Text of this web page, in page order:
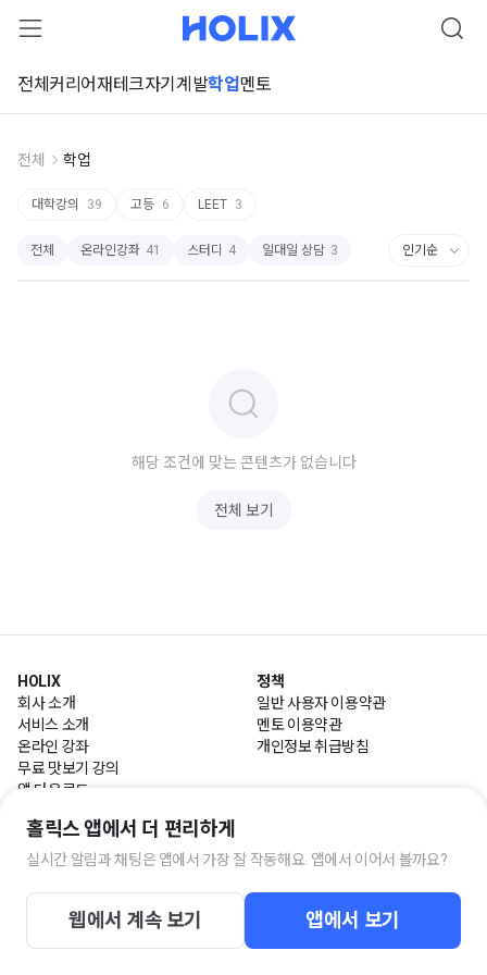
전체 커리어재테크자기계발학업멘토
전체 학업
대학강의 39 고등 6 LEET 3
전체 온라인강좌 41 스터디 4 일대일 상담 3
해당 조건에 맞는 콘텐츠가 없습니다
전체 보기
HOLIX
회사 소개
서비스 소개
온라인 강좌
무료 맛보기 강의
앱 다운로드
정책
일반 사용자 이용약관
멘토 이용약관
개인정보 취급방침
HOLIX 고객센터
평일 10:00~17:00 / 점심시간 11:30~13:00
고객센터
홀릭스 앱에서 더 편리하게
실시간 알림과 채팅은 앱에서 가장 잘 작동해요. 앱에서 이어서 볼까요?
웹에서 계속 보기 앱에서 보기